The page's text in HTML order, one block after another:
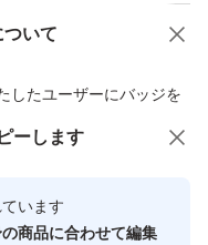
りのプロテインと飲み
やすい。
いて
したユーザーにバッジを
なユーザーです
商品への質問
ーします
います
商品に合わせて編集